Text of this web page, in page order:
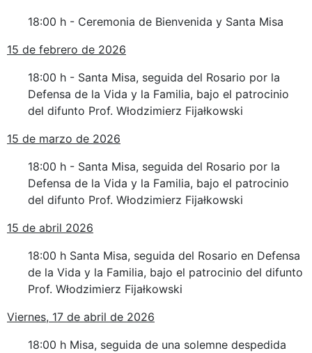
18:00 h - Ceremonia de Bienvenida y Santa Misa
15 de febrero de 2026
18:00 h - Santa Misa, seguida del Rosario por la
Defensa de la Vida y la Familia, bajo el patrocinio
del difunto Prof. Włodzimierz Fijałkowski
15 de marzo de 2026
18:00 h - Santa Misa, seguida del Rosario por la
Defensa de la Vida y la Familia, bajo el patrocinio
del difunto Prof. Włodzimierz Fijałkowski
15 de abril 2026
18:00 h Santa Misa, seguida del Rosario en Defensa
de la Vida y la Familia, bajo el patrocinio del difunto
Prof. Włodzimierz Fijałkowski
Viernes, 17 de abril de 2026
18:00 h Misa, seguida de una solemne despedida